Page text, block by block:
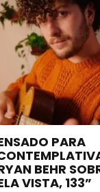
PARA
BEHR
VISTA, 133”